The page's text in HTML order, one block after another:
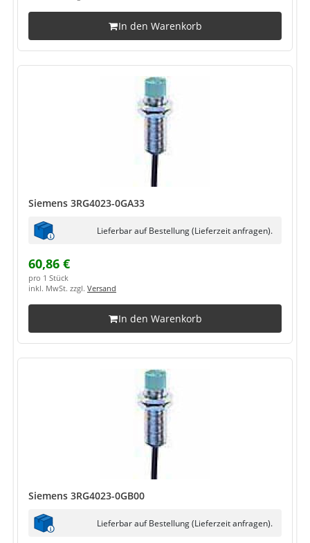
In den Warenkorb
Siemens 3RG4023-0GA33
Lieferbar auf Bestellung (Lieferzeit anfragen).
60,86 €
pro 1 Stück
inkl. MwSt. zzgl. Versand
In den Warenkorb
Siemens 3RG4023-0GB00
Lieferbar auf Bestellung (Lieferzeit anfragen).